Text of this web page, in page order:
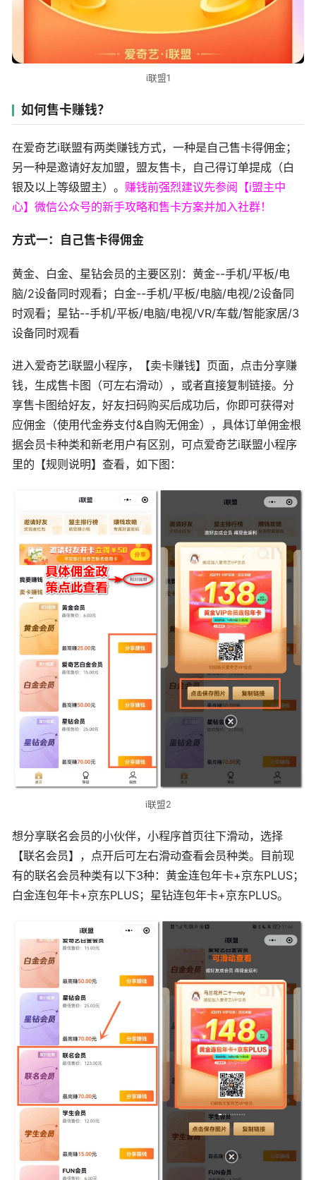
i联盟1
如何售卡赚钱？
在爱奇艺i联盟有两类赚钱方式，一种是自己售卡得佣金；
另一种是邀请好友加盟，盟友售卡，自己得订单提成（白
银及以上等级盟主）。 赚钱前强烈建议先参阅【i盟主中
心】微信公众号的新手攻略和售卡方案并加入社群！
方式一：自己售卡得佣金
黄金、白金、星钻会员的主要区别：黄金--手机/平板/电
脑/2设备同时观看；白金--手机/平板/电脑/电视/2设备同
时观看；星钻--手机/平板/电脑/电视/VR/车载/智能家居/3
设备同时观看
进入爱奇艺i联盟小程序，【卖卡赚钱】页面，点击分享赚
钱，生成售卡图（可左右滑动），或者直接复制链接。分
享售卡图给好友，好友扫码购买后成功后，你即可获得对
应佣金（使用代金券支付&自购无佣金），具体订单佣金根
据会员卡种类和新老用户有区别，可点爱奇艺i联盟小程序
里的【规则说明】查看，如下图：
i联盟2
想分享联名会员的小伙伴，小程序首页往下滑动，选择
【联名会员】，点开后可左右滑动查看会员种类。目前现
有的联名会员种类有以下3种：黄金连包年卡+京东PLUS；
白金连包年卡+京东PLUS；星钻连包年卡+京东PLUS。